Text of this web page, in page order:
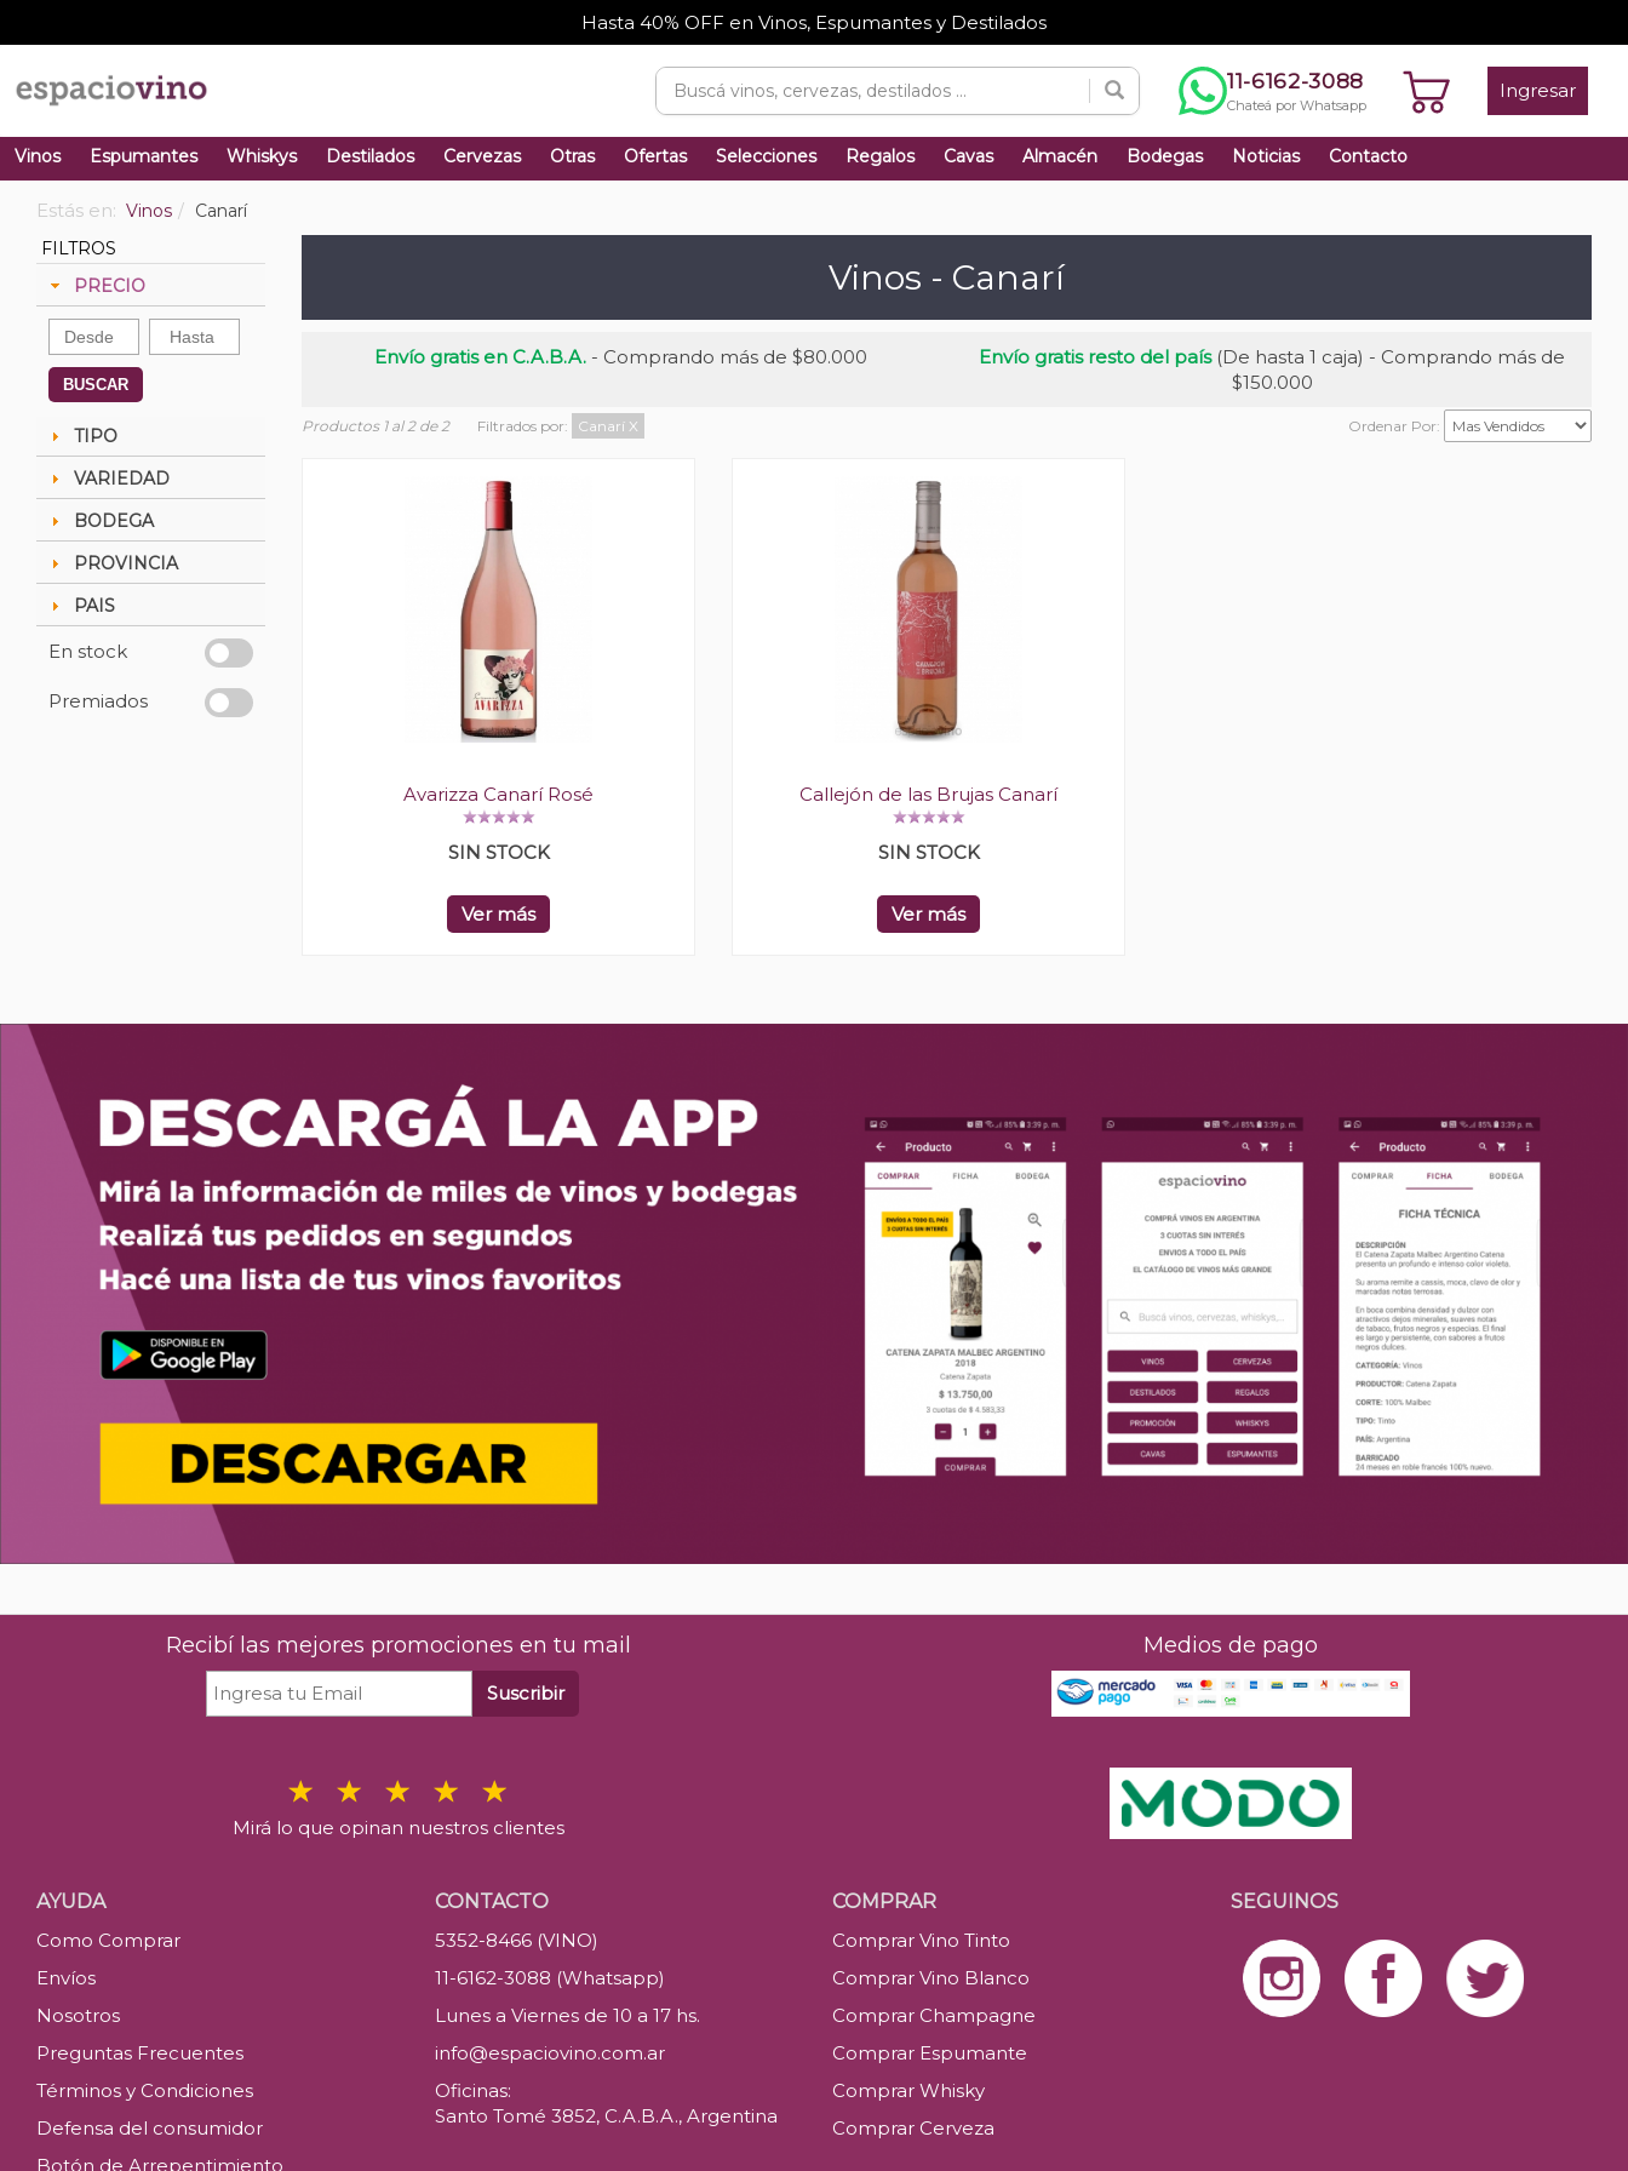
Hasta 40% OFF en Vinos, Espumantes y Destilados
11-6162-3088
Chateá por Whatsapp
Ingresar
Vinos Espumantes Whiskys Destilados Cervezas Otras Ofertas Selecciones Regalos Cavas Almacén Bodegas Noticias Contacto
Estás en: Vinos
Canarí
FILTROS
PRECIO
BUSCAR
TIPO
VARIEDAD
BODEGA
PROVINCIA
PAIS
En stock
Premiados
Vinos - Canarí
Envío gratis en C.A.B.A. - Comprando más de $80.000 Envío gratis resto del país(De hasta 1 caja) - Comprando más de
$150.000
Productos 1 al 2 de 2 Filtrados por: Canarí X Ordenar Por:
Avarizza Canarí Rosé
SIN STOCK
Ver más
Callejón de las Brujas Canarí
SIN STOCK
Ver más
Recibí las mejores promociones en tu mail
Suscribir
Mirá lo que opinan nuestros clientes
Medios de pago
AYUDA
Como Comprar
Envíos
Nosotros
Preguntas Frecuentes
Términos y Condiciones
Defensa del consumidor
Botón de Arrepentimiento
CONTACTO
5352-8466 (VINO)
11-6162-3088 (Whatsapp)
Lunes a Viernes de 10 a 17 hs.
info@espaciovino.com.ar
Oficinas:
Santo Tomé 3852, C.A.B.A., Argentina
COMPRAR
Comprar Vino Tinto
Comprar Vino Blanco
Comprar Champagne
Comprar Espumante
Comprar Whisky
Comprar Cerveza
SEGUINOS